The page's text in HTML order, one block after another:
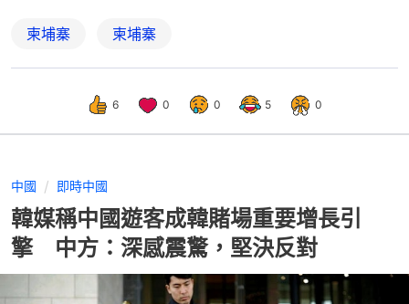
柬埔寨 柬埔寨
6 0 0 5 0
中國 即時中國
韓媒稱中國遊客成韓賭場重要增長引
擎 中方：深感震驚，堅決反對